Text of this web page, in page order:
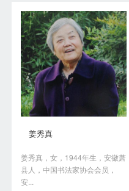
姜秀真
姜秀真，女，1944年生，安徽萧
县人，中国书法家协会会员，
安...